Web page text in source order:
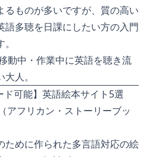
るものが多いですが、質の高い
語多聴を日課にしたい方の入門
動中・作業中に英語を聴き流
人。
ド可能】英語絵本サイト5選
フリカン・ストーリーブッ
ために作られた多言語対応の絵